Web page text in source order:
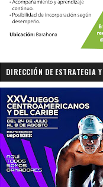
DIRECCIÓN DE ESTRATEGIA
GUBERNAMENTAL